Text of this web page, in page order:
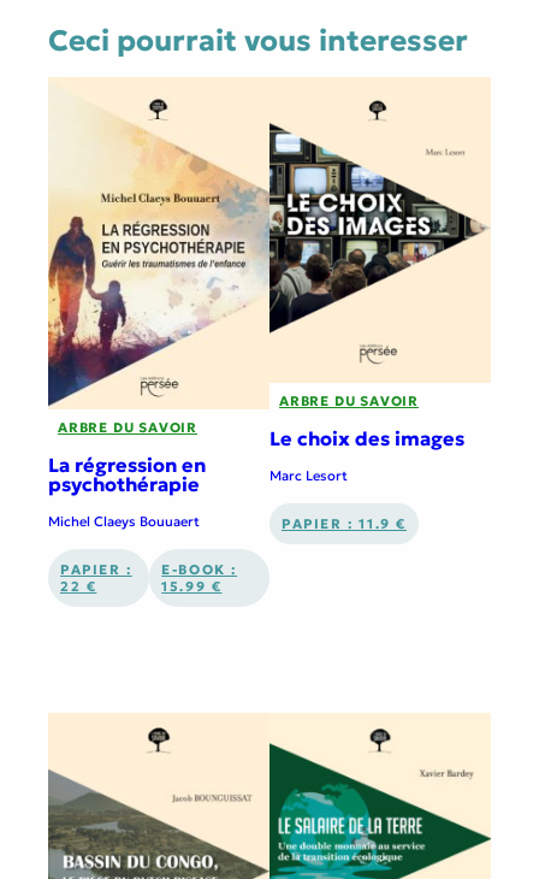
Ceci pourrait vous interesser
ARBRE DU SAVOIR
La régression en
psychothérapie
Michel Claeys Bouuaert
PAPIER :
22 €
E-BOOK :
15.99 €
ARBRE DU SAVOIR
Le choix des images
Marc Lesort
PAPIER : 11.9 €